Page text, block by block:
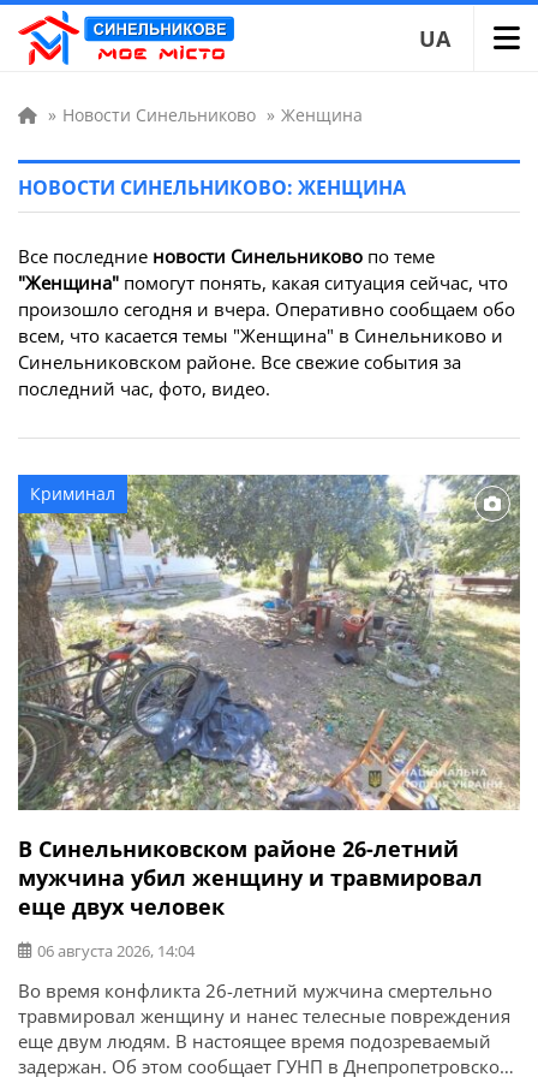
UA
» Новости Синельниково » Женщина
НОВОСТИ СИНЕЛЬНИКОВО: ЖЕНЩИНА
Все последние новости Синельниково по теме
"Женщина" помогут понять, какая ситуация сейчас, что
произошло сегодня и вчера. Оперативно сообщаем обо
всем, что касается темы "Женщина" в Синельниково и
Синельниковском районе. Все свежие события за
последний час, фото, видео.
Криминал
В Синельниковском районе 26-летний
мужчина убил женщину и травмировал
еще двух человек
06 августа 2026, 14:04
Во время конфликта 26-летний мужчина смертельно
травмировал женщину и нанес телесные повреждения
еще двум людям. В настоящее время подозреваемый
задержан. Об этом сообщает ГУНП в Днепропетровской